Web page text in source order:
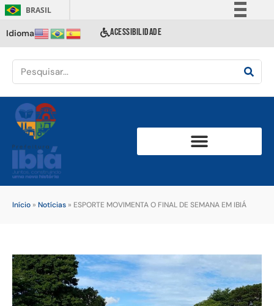
BRASIL
Comunica BR
Acesso à informação
Idioma ACESSIBILIDADE
Início » Notícias » ESPORTE MOVIMENTA O FINAL DE SEMANA EM IBIÁ